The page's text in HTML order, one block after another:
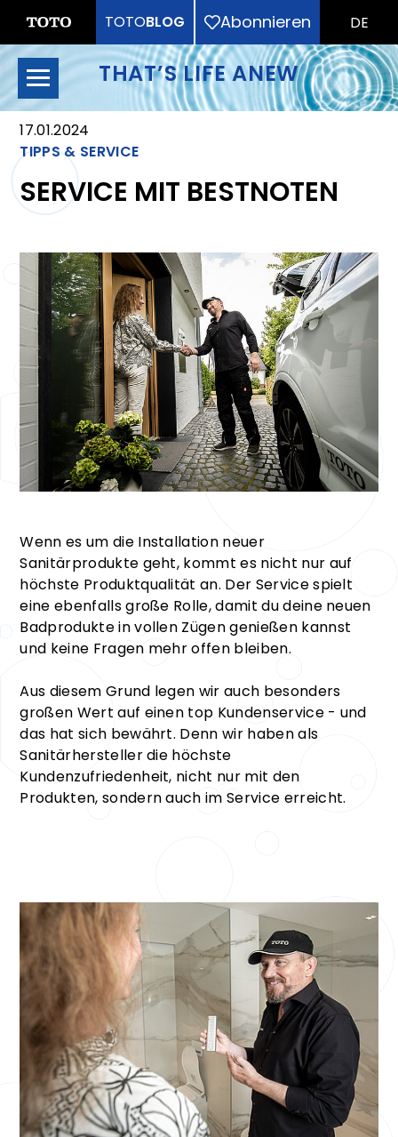
TOTOBLOG Abonnieren DE
THAT’S LIFE ANEW
TIPPS & SERVICE
17.01.2024
SERVICE MIT BESTNOTEN
Wenn es um die Installation neuer
Sanitärprodukte geht, kommt es nicht nur auf
höchste Produktqualität an. Der Service spielt
eine ebenfalls große Rolle, damit du deine neuen
Badprodukte in vollen Zügen genießen kannst
und keine Fragen mehr offen bleiben.
Aus diesem Grund legen wir auch besonders
großen Wert auf einen top Kundenservice - und
das hat sich bewährt. Denn wir haben als
Sanitärhersteller die höchste
Kundenzufriedenheit, nicht nur mit den
Produkten, sondern auch im Service erreicht.